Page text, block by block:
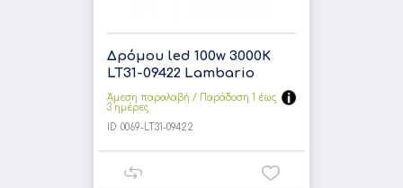
Δρόμου led 100w 3000K
LT31-09422 Lambario
Άμεση παραλαβή / Παράδoση 1 έως
3 ημέρες
ID: 0069-LT31-09422